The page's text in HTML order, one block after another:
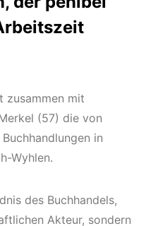
zusammen mit
(57) die von
in
Wyhlen.
des Buchhandels,
Akteur, sondern